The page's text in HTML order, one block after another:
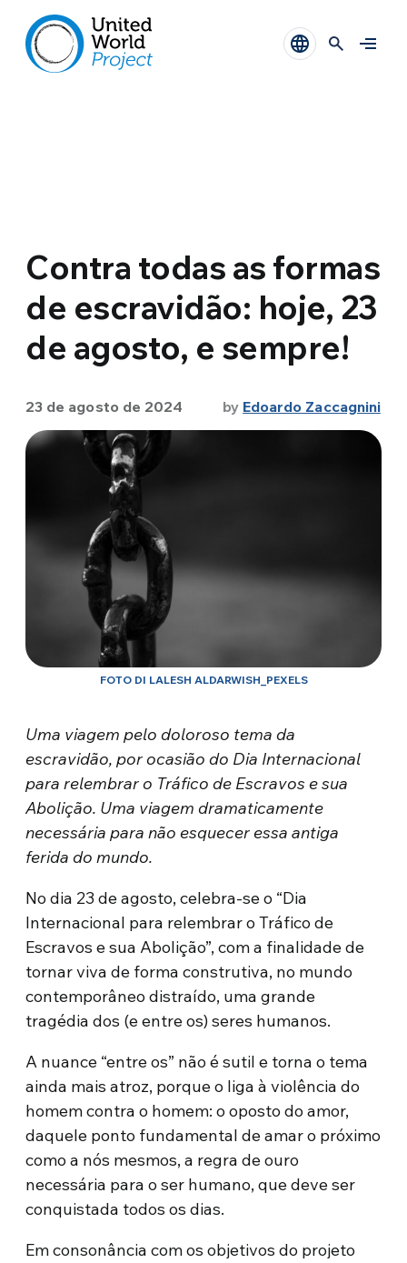
Contra todas as formas
de escravidão: hoje, 23
de agosto, e sempre!
23 de agosto de 2024 by Edoardo Zaccagnini
FOTO DI LALESH ALDARWISH_PEXELS
Uma viagem pelo doloroso tema da
escravidão, por ocasião do Dia Internacional
para relembrar o Tráfico de Escravos e sua
Abolição. Uma viagem dramaticamente
necessária para não esquecer essa antiga
ferida do mundo.
No dia 23 de agosto, celebra-se o “Dia
Internacional para relembrar o Tráfico de
Escravos e sua Abolição”, com a finalidade de
tornar viva de forma construtiva, no mundo
contemporâneo distraído, uma grande
tragédia dos (e entre os) seres humanos.
A nuance “entre os” não é sutil e torna o tema
ainda mais atroz, porque o liga à violência do
homem contra o homem: o oposto do amor,
daquele ponto fundamental de amar o próximo
como a nós mesmos, a regra de ouro
necessária para o ser humano, que deve ser
conquistada todos os dias.
Em consonância com os objetivos do projeto